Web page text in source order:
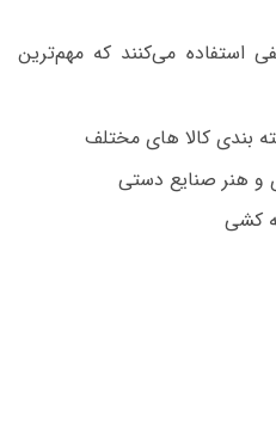
استفاده‌ می‌کنند که مهم‌ترین
بندی کالا های مختلف
و هنر صنایع دستی
کشی